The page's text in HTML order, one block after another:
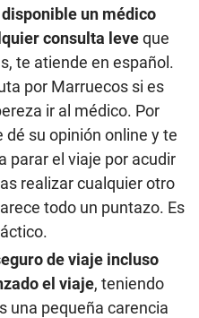
un médico
consulta leveque
te atiende en español.
por Marruecos si es
ir al médico. Por
dé su opinión online y te
parar el viaje por acudir
realizar cualquier otro
todo un puntazo. Es
de viaje incluso
el viaje, teniendo
una pequeña carencia